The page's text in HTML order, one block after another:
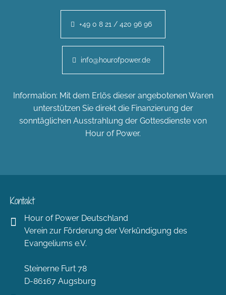
+49 0 8 21 / 420 96 96
info@hourofpower.de
Information: Mit dem Erlös dieser angebotenen Waren
unterstützen Sie direkt die Finanzierung der
sonntäglichen Ausstrahlung der Gottesdienste von
Hour of Power.
Kontakt
Hour of Power Deutschland
Verein zur Förderung der Verkündigung des
Evangeliums e.V.
Steinerne Furt 78
D-86167 Augsburg